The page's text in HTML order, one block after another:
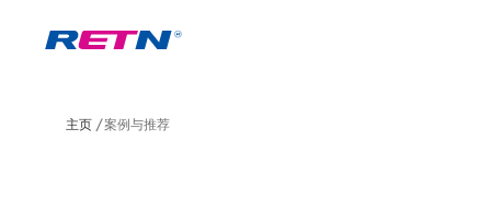
主页 案例与推荐